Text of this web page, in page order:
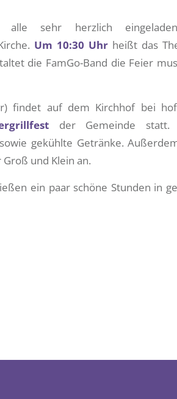
sehr herzlich
Um 10:30 Uhr heißt das
die FamGo-Band die Feier
findet auf dem Kirchhof bei
der Gemeinde statt.
gekühlte Getränke.
und Klein an.
ein paar schöne Stunden in